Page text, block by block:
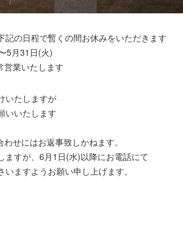
記の日程で暫くの間お休みをいただきます
5月31日(火)
営業いたします
いたしますが
いいたします
せにはお返事致しかねます。
ますが、6月1日(水)以降にお電話にて
いますようお願い申し上げます。